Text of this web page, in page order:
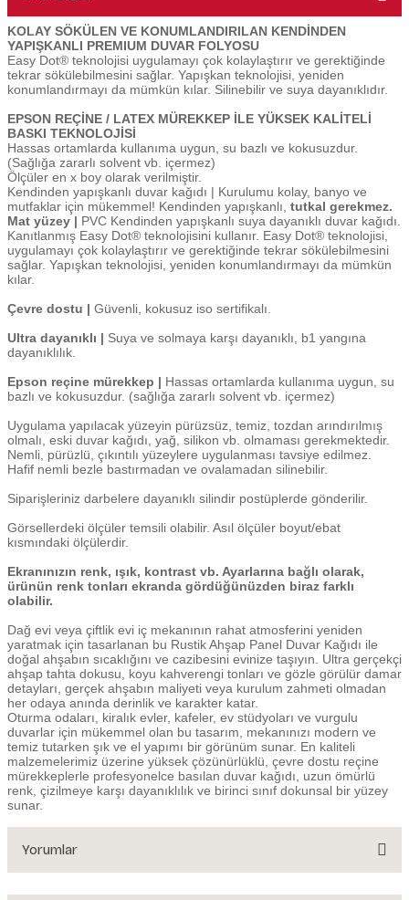
KOLAY SÖKÜLEN VE KONUMLANDIRILAN KENDİNDEN
YAPIŞKANLI PREMIUM DUVAR FOLYOSU
Easy Dot® teknolojisi uygulamayı çok kolaylaştırır ve gerektiğinde
tekrar sökülebilmesini sağlar. Yapışkan teknolojisi, yeniden
konumlandırmayı da mümkün kılar. Silinebilir ve suya dayanıklıdır.
EPSON REÇİNE / LATEX MÜREKKEP İLE YÜKSEK KALİTELİ
BASKI TEKNOLOJİSİ
Hassas ortamlarda kullanıma uygun, su bazlı ve kokusuzdur.
(Sağlığa zararlı solvent vb. içermez)
Ölçüler en x boy olarak verilmiştir.
Kendinden yapışkanlı duvar kağıdı | Kurulumu kolay, banyo ve
mutfaklar için mükemmel! Kendinden yapışkanlı, tutkal gerekmez.
Mat yüzey | PVC Kendinden yapışkanlı suya dayanıklı duvar kağıdı.
Kanıtlanmış Easy Dot® teknolojisini kullanır. Easy Dot® teknolojisi,
uygulamayı çok kolaylaştırır ve gerektiğinde tekrar sökülebilmesini
sağlar. Yapışkan teknolojisi, yeniden konumlandırmayı da mümkün
kılar.
Çevre dostu | Güvenli, kokusuz iso sertifikalı.
Ultra dayanıklı | Suya ve solmaya karşı dayanıklı, b1 yangına
dayanıklılık.
Epson reçine mürekkep | Hassas ortamlarda kullanıma uygun, su
bazlı ve kokusuzdur. (sağlığa zararlı solvent vb. içermez)
Uygulama yapılacak yüzeyin pürüzsüz, temiz, tozdan arındırılmış
olmalı, eski duvar kağıdı, yağ, silikon vb. olmaması gerekmektedir.
Nemli, pürüzlü, çıkıntılı yüzeylere uygulanması tavsiye edilmez.
Hafif nemli bezle bastırmadan ve ovalamadan silinebilir.
Siparişleriniz darbelere dayanıklı silindir postüplerde gönderilir.
Görsellerdeki ölçüler temsili olabilir. Asıl ölçüler boyut/ebat
kısmındaki ölçülerdir.
Ekranınızın renk, ışık, kontrast vb. Ayarlarına bağlı olarak,
ürünün renk tonları ekranda gördüğünüzden biraz farklı
olabilir.
Dağ evi veya çiftlik evi iç mekanının rahat atmosferini yeniden
yaratmak için tasarlanan bu Rustik Ahşap Panel Duvar Kağıdı ile
doğal ahşabın sıcaklığını ve cazibesini evinize taşıyın. Ultra gerçekçi
ahşap tahta dokusu, koyu kahverengi tonları ve gözle görülür damar
detayları, gerçek ahşabın maliyeti veya kurulum zahmeti olmadan
her odaya anında derinlik ve karakter katar.
Oturma odaları, kiralık evler, kafeler, ev stüdyoları ve vurgulu
duvarlar için mükemmel olan bu tasarım, mekanınızı modern ve
temiz tutarken şık ve el yapımı bir görünüm sunar. En kaliteli
malzemelerimiz üzerine yüksek çözünürlüklü, çevre dostu reçine
mürekkeplerle profesyonelce basılan duvar kağıdı, uzun ömürlü
renk, çizilmeye karşı dayanıklılık ve birinci sınıf dokunsal bir yüzey
sunar.
Yorumlar